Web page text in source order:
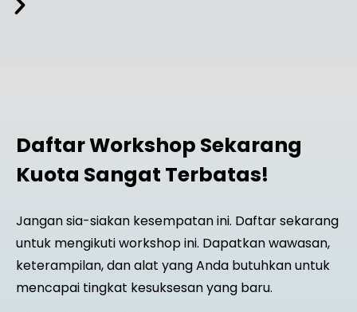
Daftar Workshop Sekarang
Kuota Sangat Terbatas!
Jangan sia-siakan kesempatan ini. Daftar sekarang
untuk mengikuti workshop ini. Dapatkan wawasan,
keterampilan, dan alat yang Anda butuhkan untuk
mencapai tingkat kesuksesan yang baru.